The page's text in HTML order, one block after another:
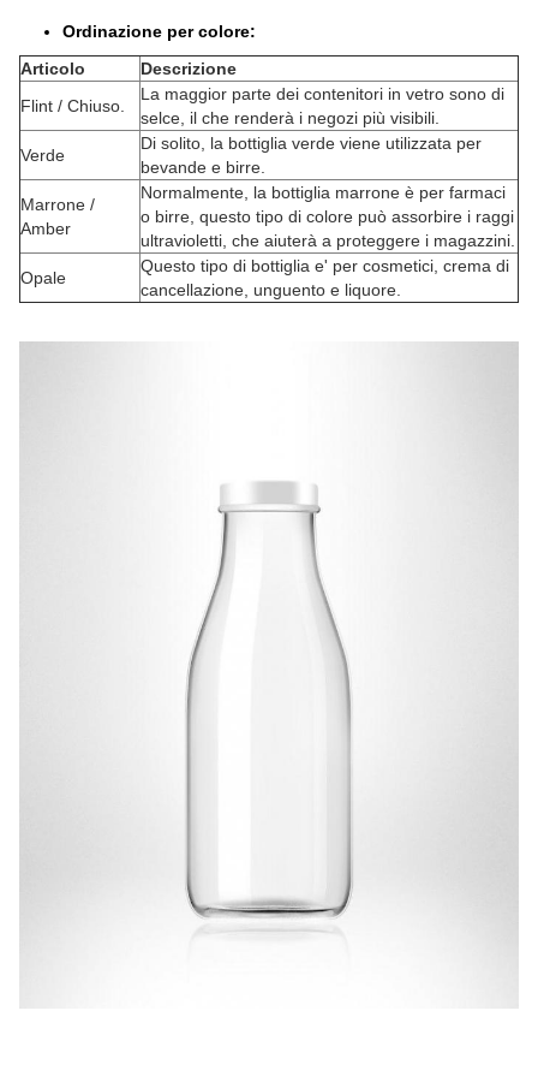
Ordinazione per colore:
Articolo
Descrizione
Flint / Chiuso.
La maggior parte dei contenitori in vetro sono di
selce, il che renderà i negozi più visibili.
Verde
Di solito, la bottiglia verde viene utilizzata per
bevande e birre.
Marrone /
Amber
Normalmente, la bottiglia marrone è per farmaci
o birre, questo tipo di colore può assorbire i raggi
ultravioletti, che aiuterà a proteggere i magazzini.
Opale
Questo tipo di bottiglia e' per cosmetici, crema di
cancellazione, unguento e liquore.